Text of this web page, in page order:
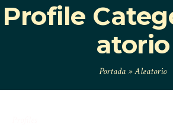
Profile
atorio
Portada »Aleatorio